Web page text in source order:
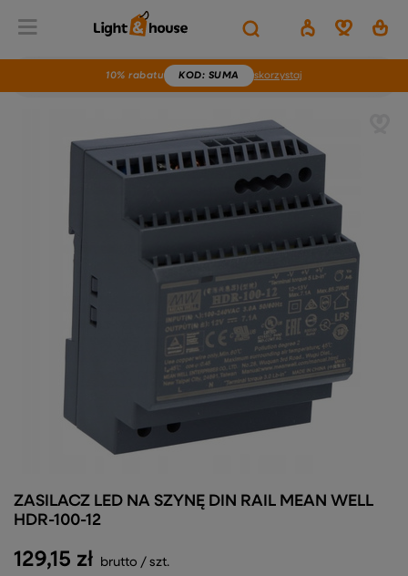
10% rabatu KOD: SUMA skorzystaj
129,15 zł brutto / szt.
ZASILACZ LED NA SZYNĘ DIN RAIL MEAN WELL
HDR-100-12